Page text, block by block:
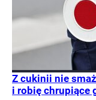
Z cukinii nie
i robię chrupiące